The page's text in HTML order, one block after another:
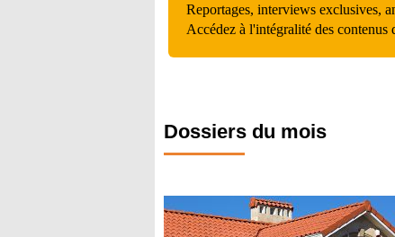
Reportages, interviews exclusives,
Accédez à l'intégralité des contenus
Dossiers du mois